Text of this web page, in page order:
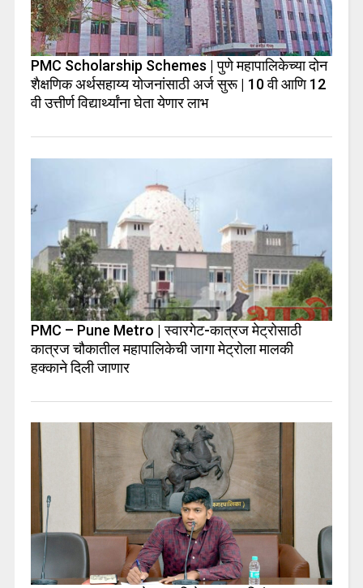
PMC Scholarship Schemes | पुणे महापालिकेच्या दोन
शैक्षणिक अर्थसहाय्य योजनांसाठी अर्ज सुरू | 10 वी आणि 12
वी उत्तीर्ण विद्यार्थ्यांना घेता येणार लाभ
PMC – Pune Metro | स्वारगेट-कात्रज मेट्रोसाठी
कात्रज चौकातील महापालिकेची जागा मेट्रोला मालकी
हक्काने दिली जाणार